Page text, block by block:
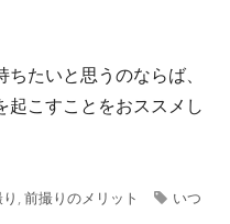
たいと思うのならば、
起こすことをおススメし
,前撮りのメリット
タ
いつ